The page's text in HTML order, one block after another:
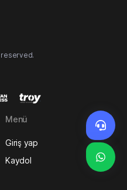
reserved.
Menü
Giriş yap
Kaydol